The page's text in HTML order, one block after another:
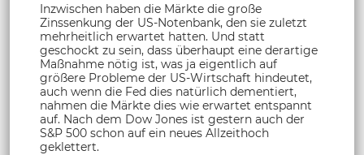
Inzwischen haben die Märkte die große
Zinssenkung der US-Notenbank, den sie zuletzt
mehrheitlich erwartet hatten. Und statt
geschockt zu sein, dass überhaupt eine derartige
Maßnahme nötig ist, was ja eigentlich auf
größere Probleme der US-Wirtschaft hindeutet,
auch wenn die Fed dies natürlich dementiert,
nahmen die Märkte dies wie erwartet entspannt
auf. Nach dem Dow Jones ist gestern auch der
S&P 500 schon auf ein neues Allzeithoch
geklettert.